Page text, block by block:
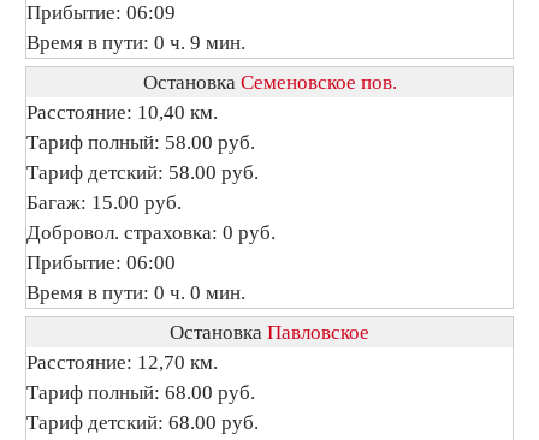
Прибытие: 06:09
Время в пути: 0 ч. 9 мин.
Остановка Семеновское пов.
Расстояние: 10,40 км.
Тариф полный: 58.00 руб.
Тариф детский: 58.00 руб.
Багаж: 15.00 руб.
Добровол. страховка: 0 руб.
Прибытие: 06:00
Время в пути: 0 ч. 0 мин.
Остановка Павловское
Расстояние: 12,70 км.
Тариф полный: 68.00 руб.
Тариф детский: 68.00 руб.